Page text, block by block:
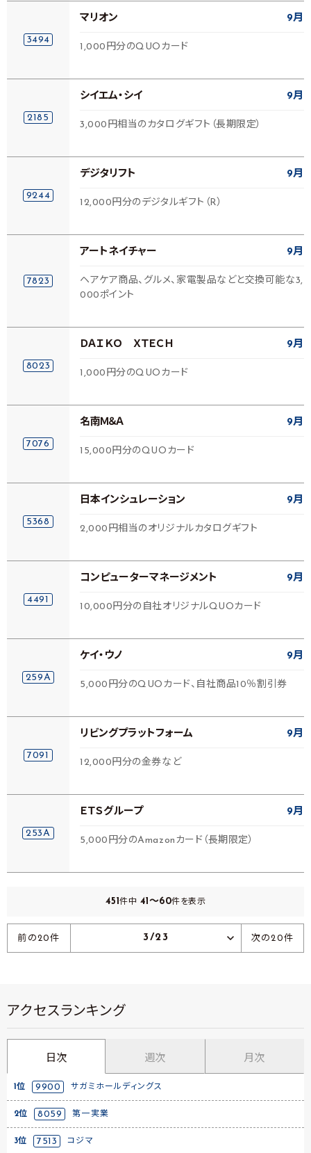
3494
マリオン 9月
1,000円分のQUOカード
2185
シイエム・シイ 9月
3,000円相当のカタログギフト（長期限定）
9244
デジタリフト 9月
12,000円分のデジタルギフト（R）
7823
アートネイチャー 9月
ヘアケア商品、グルメ、家電製品などと交換可能な3,
000ポイント
8023
ＤＡＩＫＯ ＸＴＥＣＨ 9月
1,000円分のQUOカード
7076
名南Ｍ＆Ａ 9月
15,000円分のQUOカード
5368
日本インシュレーション 9月
2,000円相当のオリジナルカタログギフト
4491
コンピューターマネージメント 9月
10,000円分の自社オリジナルQUOカード
259A
ケイ・ウノ 9月
5,000円分のQUOカード、自社商品10％割引券
7091
リビングプラットフォーム 9月
12,000円分の金券など
253A
ＥＴＳグループ 9月
5,000円分のAmazonカード（長期限定）
451件中 41～60件を表示
前の20件 3/23 次の20件
アクセスランキング
日次 週次 月次
1位 9900 サガミホールディングス
2位 8059 第一実業
3位 7513 コジマ